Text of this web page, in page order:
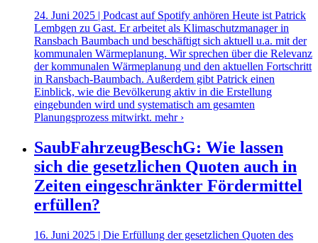
24. Juni 2025 | Podcast auf Spotify anhören Heute ist Patrick
Lembgen zu Gast. Er arbeitet als Klimaschutzmanager in
Ransbach Baumbach und beschäftigt sich aktuell u.a. mit der
kommunalen Wärmeplanung. Wir sprechen über die Relevanz
der kommunalen Wärmeplanung und den aktuellen Fortschritt
in Ransbach-Baumbach. Außerdem gibt Patrick einen
Einblick, wie die Bevölkerung aktiv in die Erstellung
eingebunden wird und systematisch am gesamten
Planungsprozess mitwirkt. mehr ›
SaubFahrzeugBeschG: Wie lassen
sich die gesetzlichen Quoten auch in
Zeiten eingeschränkter Fördermittel
erfüllen?
16. Juni 2025 | Die Erfüllung der gesetzlichen Quoten des